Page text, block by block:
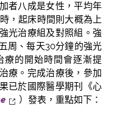
者八成是女性，平均年
，起床時間則大概為上
光治療組及對照組。強
周、每天30分鐘的強光
療的開始時間會逐漸提
療。完成治療後，參加
已於國際醫學期刊《心
）發表，重點如下：